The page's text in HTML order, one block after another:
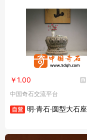
￥1.00
中国奇石交流平台
明·青石·圆型大石座